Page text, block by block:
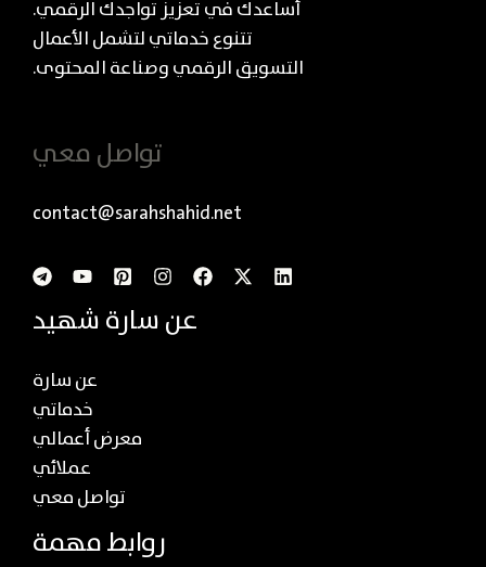
أساعدك في تعزيز تواجدك الرقمي.
تتنوع خدماتي لتشمل الأعمال
التسويق الرقمي وصناعة المحتوى.
تواصل معي
contact@sarahshahid.net
عن سارة شهيد
عن سارة
خدماتي
معرض أعمالي
عملائي
تواصل معي
روابط مهمة